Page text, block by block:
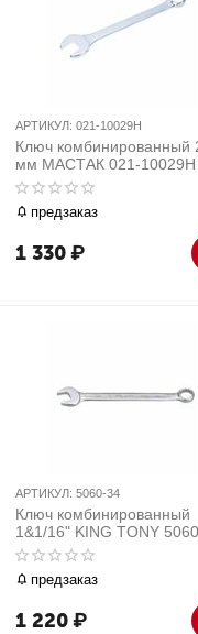
АРТИКУЛ: 021-10029H
Ключ комбинированный
мм МАСТАК 021-10029H
предзаказ
1 330₽
АРТИКУЛ: 5060-34
Ключ комбинированный
1&1/16" KING TONY
предзаказ
1 220₽